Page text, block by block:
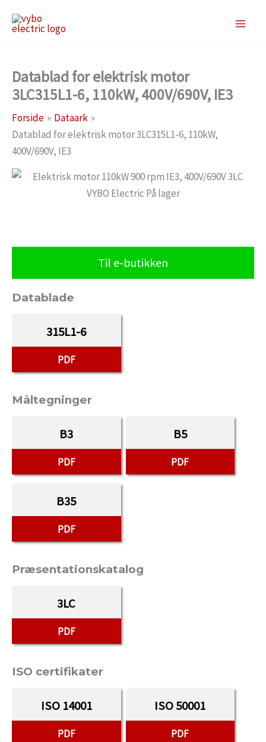
Datablad for elektrisk motor
3LC315L1-6, 110kW, 400V/690V, IE3
Forside
Dataark
Datablad for elektrisk motor 3LC315L1-6, 110kW,
400V/690V, IE3
Til e-butikken
Datablade
315L1-6
PDF
Måltegninger
B3
PDF
B5
PDF
B35
PDF
Præsentationskatalog
3LC
PDF
ISO certifikater
ISO 14001
PDF
ISO 50001
PDF